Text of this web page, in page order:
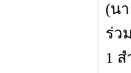
(น
ร่ว
1